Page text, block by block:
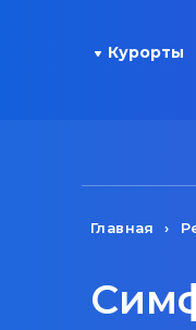
Курорты
Главная